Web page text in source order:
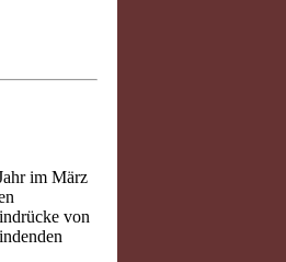
im März
von